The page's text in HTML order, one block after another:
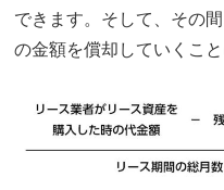
できます。そして、その
の金額を償却していくこと